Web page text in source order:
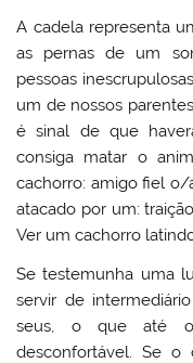
A cadela representa
as pernas de um
pessoas
um de nossos
é sinal de que
consiga matar o
cachorro: amigo fiel o/
atacado por um:
Ver um cachorro
Se testemunha uma
servir de
seus, o que até o
desconfortável. Se